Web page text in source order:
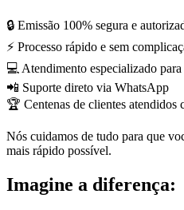
🔒 Emissão 100% segura e
⚡ Processo rápido e sem
💻 Atendimento especializado para
📲 Suporte direto via WhatsApp
🏆 Centenas de clientes atendidos
Nós cuidamos de tudo para que
mais rápido possível.
Imagine a diferença: